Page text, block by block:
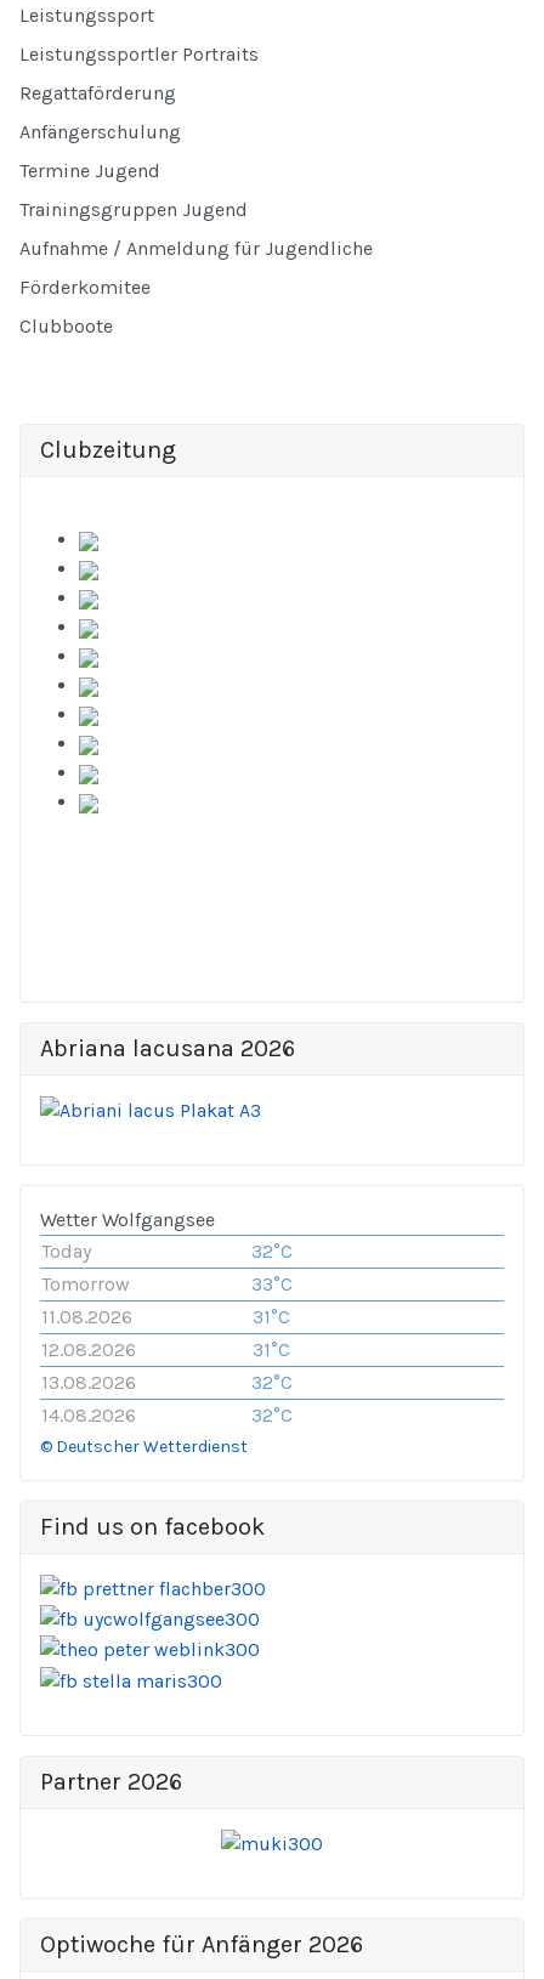
Leistungssport
Leistungssportler Portraits
Regattaförderung
Anfängerschulung
Termine Jugend
Trainingsgruppen Jugend
Aufnahme / Anmeldung für Jugendliche
Förderkomitee
Clubboote
Clubzeitung
Abriana lacusana 2026
Wetter Wolfgangsee
Today
32°C
Tomorrow
33°C
11.08.2026
31°C
12.08.2026
31°C
13.08.2026
32°C
14.08.2026
32°C
© Deutscher Wetterdienst
Find us on facebook
Partner 2026
Optiwoche für Anfänger 2026